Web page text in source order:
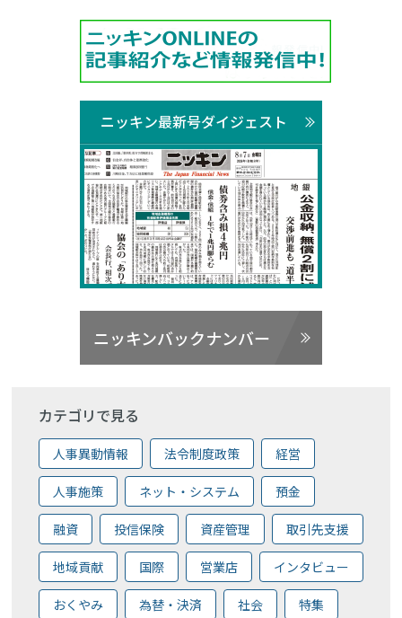
ニッキン最新号ダイジェスト
ニッキンバックナンバー
カテゴリで見る
人事異動情報 法令制度政策 経営
人事施策 ネット・システム 預金
融資 投信保険 資産管理 取引先支援
地域貢献 国際 営業店 インタビュー
おくやみ 為替・決済 社会 特集